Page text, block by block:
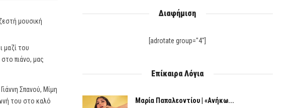
μουσική
μαζί του
πιάνο, μας
Σπανού, Μίμη
του στο καλό
Διαφήμιση
[adrotate group="4"]
Επίκαιρα Λόγια
Μαρία Παπαλεοντίου | «Ανήκω...